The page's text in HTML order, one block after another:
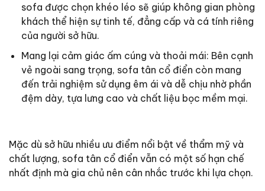
sofa được chọn khéo léo sẽ giúp không gian phòng
khách thể hiện sự tinh tế, đẳng cấp và cá tính riêng
của người sở hữu.
Mang lại cảm giác ấm cúng và thoải mái: Bên cạnh
vẻ ngoài sang trọng, sofa tân cổ điển còn mang
đến trải nghiệm sử dụng êm ái và dễ chịu nhờ phần
đệm dày, tựa lưng cao và chất liệu bọc mềm mại.
Mặc dù sở hữu nhiều ưu điểm nổi bật về thẩm mỹ và
chất lượng, sofa tân cổ điển vẫn có một số hạn chế
nhất định mà gia chủ nên cân nhắc trước khi lựa chọn.